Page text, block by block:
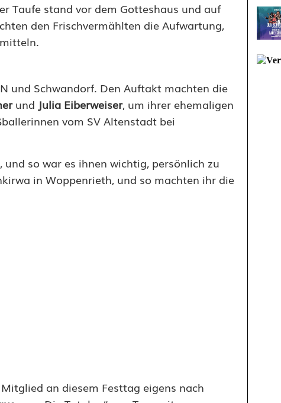
Taufe stand vor dem Gotteshaus und auf
den Frischvermählten die Aufwartung,
und Schwandorf. Den Auftakt machten die
und Julia Eiberweiser, um ihrer ehemaligen
vom SV Altenstadt bei
so war es ihnen wichtig, persönlich zu
in Woppenrieth, und so machten ihr die
an diesem Festtag eigens nach